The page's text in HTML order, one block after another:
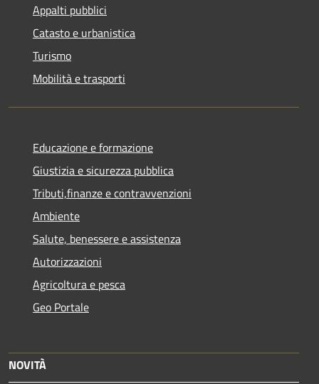
Appalti pubblici
Catasto e urbanistica
Turismo
Mobilità e trasporti
Educazione e formazione
Giustizia e sicurezza pubblica
Tributi,finanze e contravvenzioni
Ambiente
Salute, benessere e assistenza
Autorizzazioni
Agricoltura e pesca
Geo Portale
NOVITÀ